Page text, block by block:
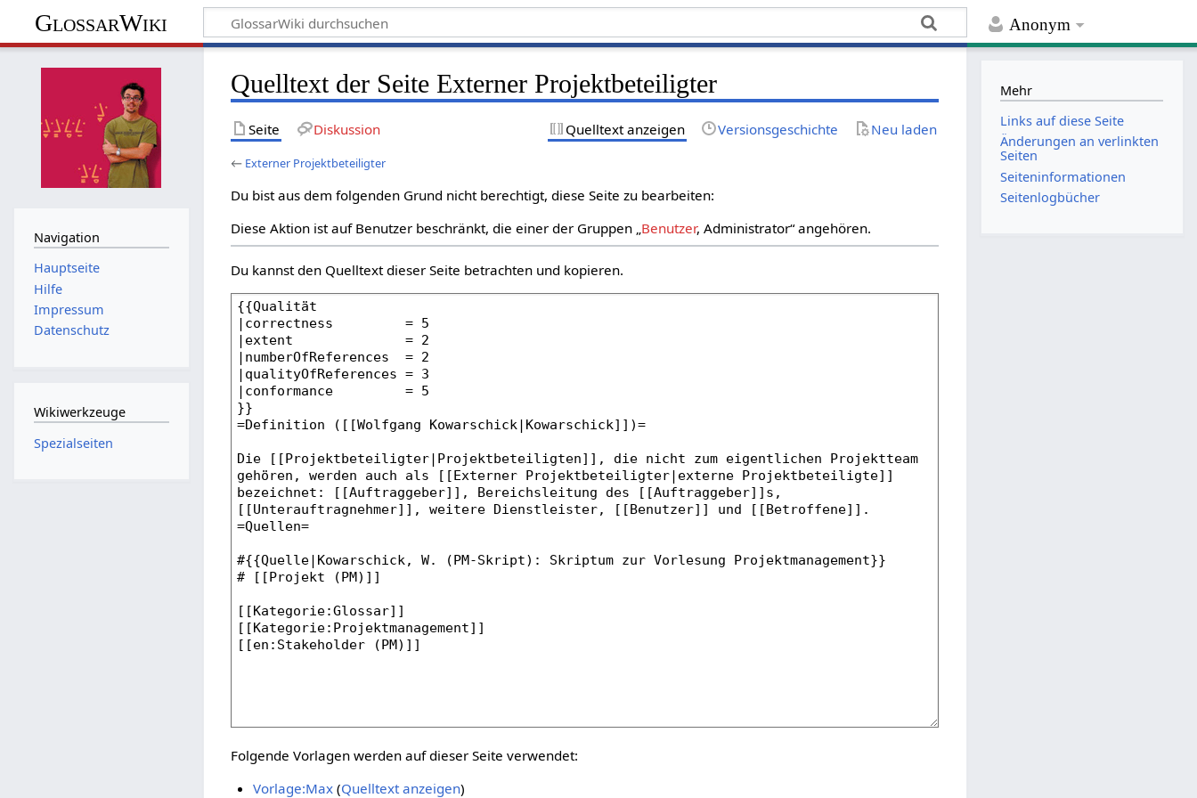
Anonym
GlossarWiki
Quelltext der Seite Externer Projektbeteiligter
Seite Diskussion Quelltext anzeigen Versionsgeschichte Neu laden
← Externer Projektbeteiligter
Du bist aus dem folgenden Grund nicht berechtigt, diese Seite zu bearbeiten:
Diese Aktion ist auf Benutzer beschränkt, die einer der Gruppen „Benutzer, Administrator“ angehören.
Du kannst den Quelltext dieser Seite betrachten und kopieren.
Folgende Vorlagen werden auf dieser Seite verwendet:
Vorlage:Max(Quelltext anzeigen)
Navigation
Hauptseite
Hilfe
Impressum
Datenschutz
Wikiwerkzeuge
Spezialseiten
Mehr
Links auf diese Seite
Änderungen an verlinkten
Seiten
Seiten­­informationen
Seitenlogbücher